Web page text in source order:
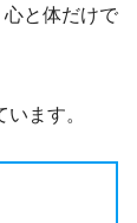
と体だけで
ます。